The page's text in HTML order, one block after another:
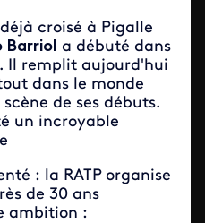
croisé à Pigalle
Barriol a débuté dans
Il remplit aujourd'hui
dans le monde
de ses débuts.
un incroyable
: la RATP organise
de 30 ans
ambition :